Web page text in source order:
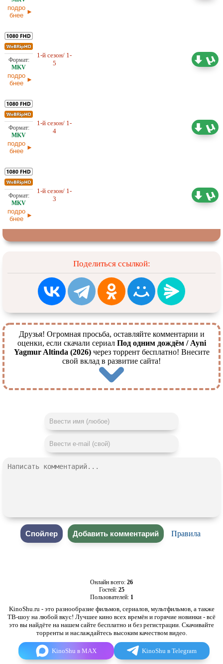
подро
бнее
подро
бнее
1-й сезон/ 1-
5
подро
бнее
1-й сезон/ 1-
4
подро
бнее
1-й сезон/ 1-
3
Поделиться ссылкой:
Друзья! Огромная просьба, оставляйте комментарии и
оценки, если скачали сериал Под одним дождём / Ayni
Yagmur Altinda (2026)через торрент бесплатно! Внесите
свой вклад в развитие сайта!
Правила
Онлайн всего: 26
Гостей: 25
Пользователей: 1
KinoShu.ru - это разнообразие фильмов, сериалов, мультфильмов, а также
ТВ-шоу на любой вкус! Лучшее кино всех времён и горячие новинки - всё
это вы найдёте на нашем сайте бесплатно и без регистрации. Скачивайте
торренты и наслаждайтесь высоким качеством видео.
KinoShu в MAX KinoShu в Telegram